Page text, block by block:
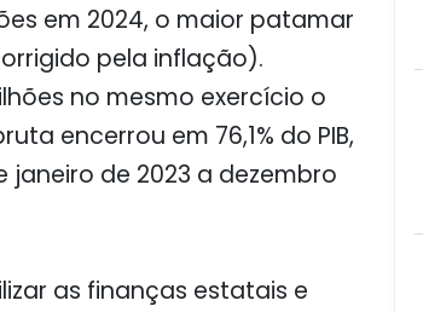
em 2024, o maior patamar
pela inflação).
no mesmo exercício o
encerrou em 76,1% do PIB,
de 2023 a dezembro
as finanças estatais e